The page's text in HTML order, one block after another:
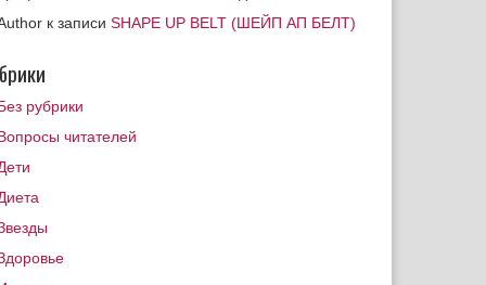
к записи SHAPE UP BELT (ШЕЙП АП БЕЛТ)
рубрики
читателей